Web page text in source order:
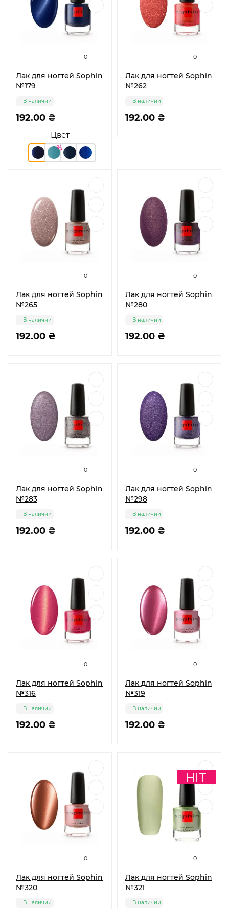
0
Лак для ногтей Sophin
№179
Цвет
192.00 ₴
В наличии
0
Лак для ногтей Sophin
№262
192.00 ₴
В наличии
0
Лак для ногтей Sophin
№265
192.00 ₴
В наличии
0
Лак для ногтей Sophin
№280
192.00 ₴
В наличии
0
Лак для ногтей Sophin
№283
192.00 ₴
В наличии
0
Лак для ногтей Sophin
№298
192.00 ₴
В наличии
0
Лак для ногтей Sophin
№316
192.00 ₴
В наличии
0
Лак для ногтей Sophin
№319
192.00 ₴
В наличии
0
Лак для ногтей Sophin
№320
В наличии
0
Лак для ногтей Sophin
№321
В наличии